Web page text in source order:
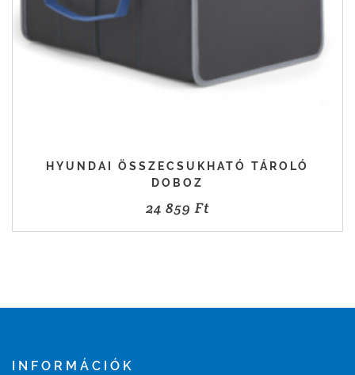
HYUNDAI ÖSSZECSUKHATÓ TÁROLÓ
DOBOZ
24 859 Ft
INFORMÁCIÓK